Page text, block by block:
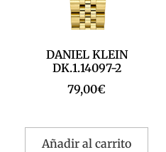
DANIEL KLEIN
DK.1.14097-2
79,00€
Añadir al carrito